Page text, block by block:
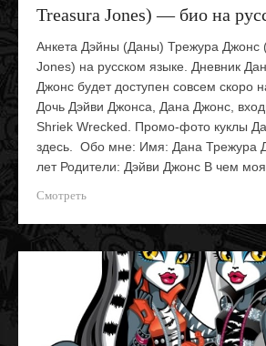
Treasura Jones) — био на
Анкета Дэйны (Даны) Трежура Джонс
Jones) на русском языке. Дневник
Джонс будет доступен совсем скоро
Дочь Дэйви Джонса, Дана Джонс,
Shriek Wrecked. Промо-фото куклы
здесь. Обо мне: Имя: Дана Трежура
лет Родители: Дэйви Джонс В чем моя
Смотреть